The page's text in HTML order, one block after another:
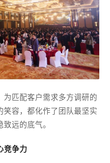
为匹配客户需求多方调研的
笑容，都化作了团队最坚实
远的底气。
竞争力